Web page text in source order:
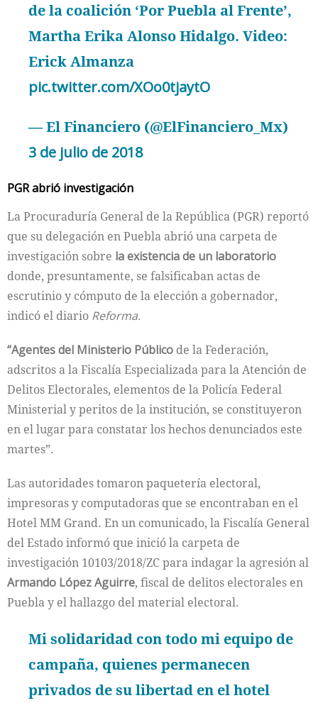
de la coalición ‘Por Puebla al Frente’,
Martha Erika Alonso Hidalgo. Video:
Erick Almanza
pic.twitter.com/XOo0tjaytO
— El Financiero (@ElFinanciero_Mx)
3 de julio de 2018
PGR abrió investigación
La Procuraduría General de la República (PGR) reportó
que su delegación en Puebla abrió una carpeta de
investigación sobre la existencia de un laboratorio
donde, presuntamente, se falsificaban actas de
escrutinio y cómputo de la elección a gobernador,
indicó el diario Reforma.
“Agentes del Ministerio Público de la Federación,
adscritos a la Fiscalía Especializada para la Atención de
Delitos Electorales, elementos de la Policía Federal
Ministerial y peritos de la institución, se constituyeron
en el lugar para constatar los hechos denunciados este
martes”.
Las autoridades tomaron paquetería electoral,
impresoras y computadoras que se encontraban en el
Hotel MM Grand. En un comunicado, la Fiscalía General
del Estado informó que inició la carpeta de
investigación 10103/2018/ZC para indagar la agresión al
Armando López Aguirre, fiscal de delitos electorales en
Puebla y el hallazgo del material electoral.
Mi solidaridad con todo mi equipo de
campaña, quienes permanecen
privados de su libertad en el hotel